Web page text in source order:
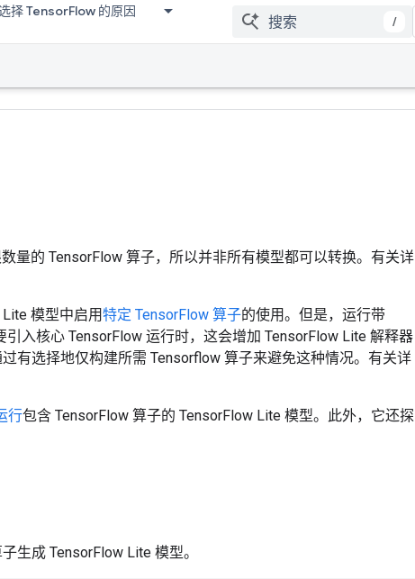
择 TensorFlow 的原因
/
量的 TensorFlow 算子，所以并非所有模型都可以转换。有关详
模型中启用特定 TensorFlow 算子的使用。但是，运行带
入核心 TensorFlow 运行时，这会增加 TensorFlow Lite 解释器
有选择地仅构建所需 Tensorflow 算子来避免这种情况。有关详
行包含 TensorFlow 算子的 TensorFlow Lite 模型。此外，它还探
生成 TensorFlow Lite 模型。